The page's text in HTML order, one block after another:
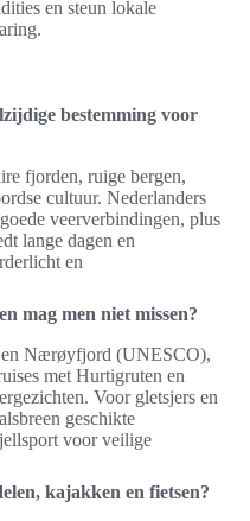
en steun lokale
bestemming voor
fjorden, ruige bergen,
cultuur. Nederlanders
veerverbindingen, plus
lange dagen en
en
mag men niet missen?
Nærøyfjord (UNESCO),
met Hurtigruten en
Voor gletsjers en
geschikte
voor veilige
kajakken en fietsen?